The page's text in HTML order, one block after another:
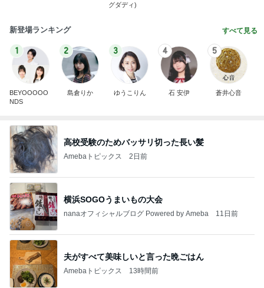
グダディ)
新登場ランキング すべて見る
1
BEYOOOOO
NDS
2
島倉りか
3
ゆうこりん
4
石 安伊
5
蒼井心音
高校受験のためバッサリ切った長い髪
Amebaトピックス 2日前
横浜SOGOうまいもの大会
nanaオフィシャルブログ Powered by Ameba 11日前
夫がすべて美味しいと言った晩ごはん
Amebaトピックス 13時間前